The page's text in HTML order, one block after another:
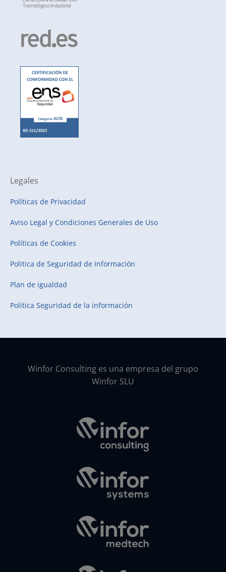
Legales
Políticas de Privacidad
Aviso Legal y Condiciones Generales de Uso
Políticas de Cookies
Politica de Seguridad de Información
Plan de igualdad
Política Seguridad de la información
Winfor Consulting es una empresa del grupo
Winfor SLU